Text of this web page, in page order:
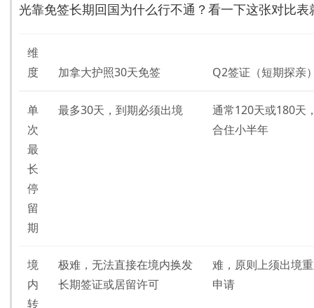
光靠免签长期回国为什么行不通？看一下这张对比表
维
度
加拿大护照30天免签 Q2签证（短期探亲
单
次
最
长
停
留
期
最多30天，到期必须出境
通常120天或180天
合住小半年
境
内
转
极难，无法直接在境内换发
长期签证或居留许可
难，原则上须出境
申请